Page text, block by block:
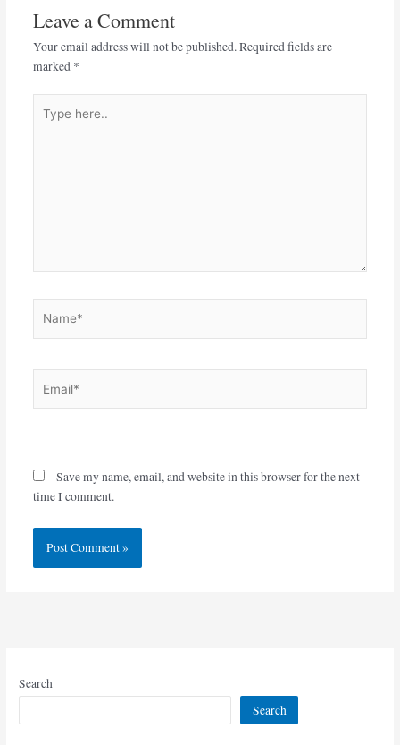
Leave a Comment
Your email address will not be published. Required fields are
marked *
here..
Save my name, email, and website in this browser for the next
time I comment.
Search
Search